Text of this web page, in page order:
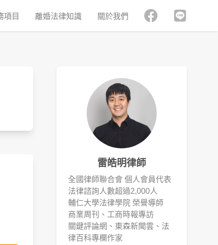
項目 離婚法律知識 關於我們
雷皓明律師
全國律師聯合會 個人會員代表
法律諮詢人數超過2,000人
輔仁大學法律學院 榮譽導師
商業周刊、工商時報專訪
關鍵評論網、東森新聞雲、法
律百科專欄作家